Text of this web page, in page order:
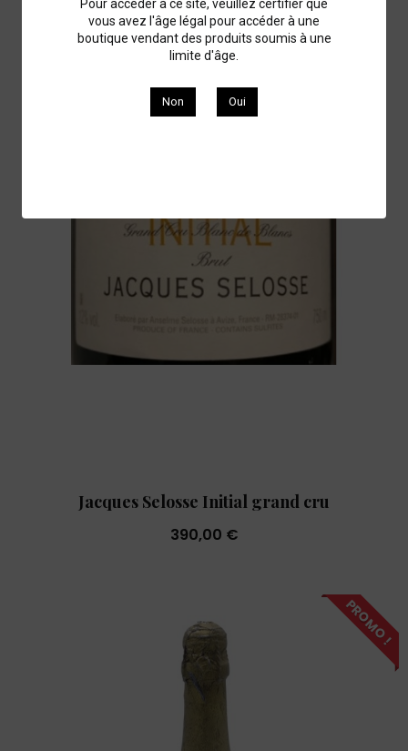
Pour accéder à ce site, veuillez certifier que
vous avez l'âge légal pour accéder à une
boutique vendant des produits soumis à une
limite d'âge.
Non Oui
Jacques Selosse Initial grand cru
390,00 €
PROMO !